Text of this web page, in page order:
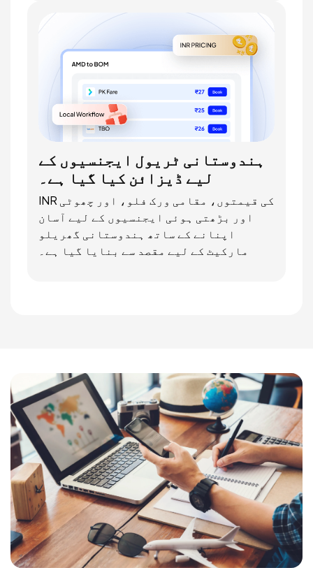
ہندوستانی ٹریول ایجنسیوں کے
لیے ڈیزائن کیا گیا ہے۔
INR کی قیمتوں، مقامی ورک فلو، اور چھوٹی
اور بڑھتی ہوئی ایجنسیوں کے لیے آسان
اپنانے کے ساتھ ہندوستانی گھریلو
مارکیٹ کے لیے مقصد سے بنایا گیا ہے۔